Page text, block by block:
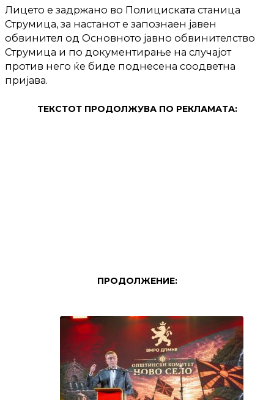
Лицето е задржано во Полициската станица
Струмица, за настанот е запознаен јавен
обвинител од Основното јавно обвинителство
Струмица и по документирање на случајот
против него ќе биде поднесена соодветна
пријава.
ТЕКСТОТ ПРОДОЛЖУВА ПО РЕКЛАМАТА:
ПРОДОЛЖЕНИЕ: